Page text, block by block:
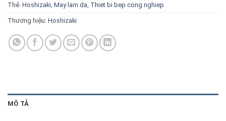
Thẻ: Hoshizaki May lam da Thiet bi bep cong nghiep
Thương hiệu: Hoshizaki
MÔ TẢ